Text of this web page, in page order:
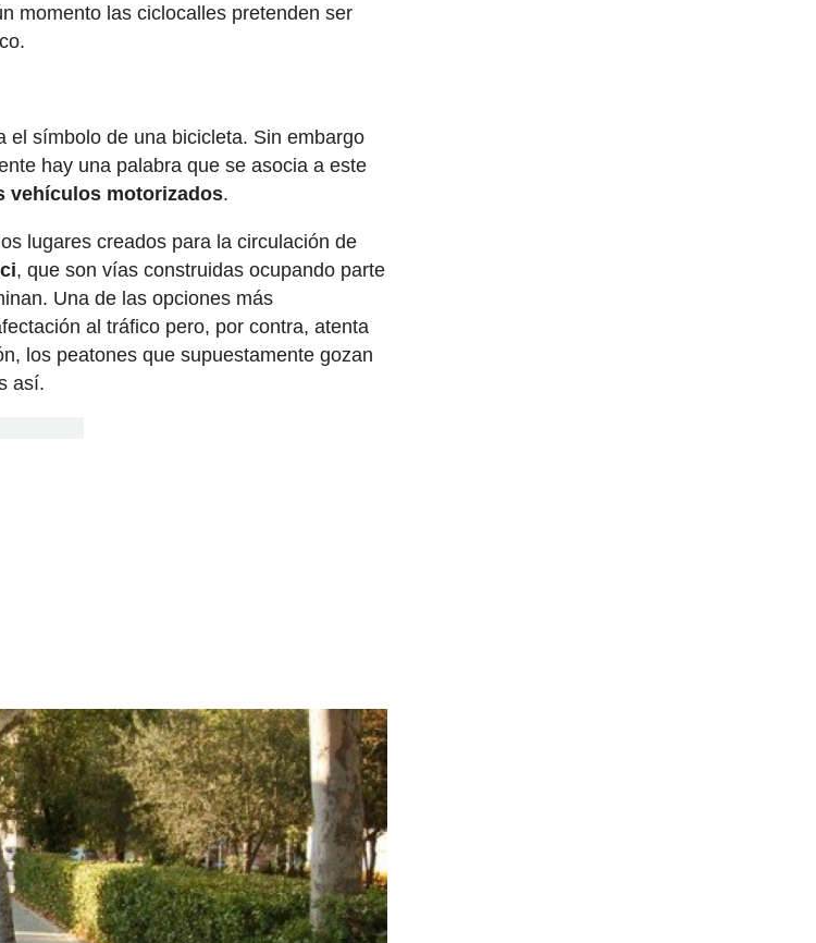
momento las ciclocalles pretenden ser
el símbolo de una bicicleta. Sin embargo
hay una palabra que se asocia a este
vehículos motorizados.
lugares creados para la circulación de
, que son vías construidas ocupando parte
Una de las opciones más
al tráfico pero, por contra, atenta
los peatones que supuestamente gozan
así.